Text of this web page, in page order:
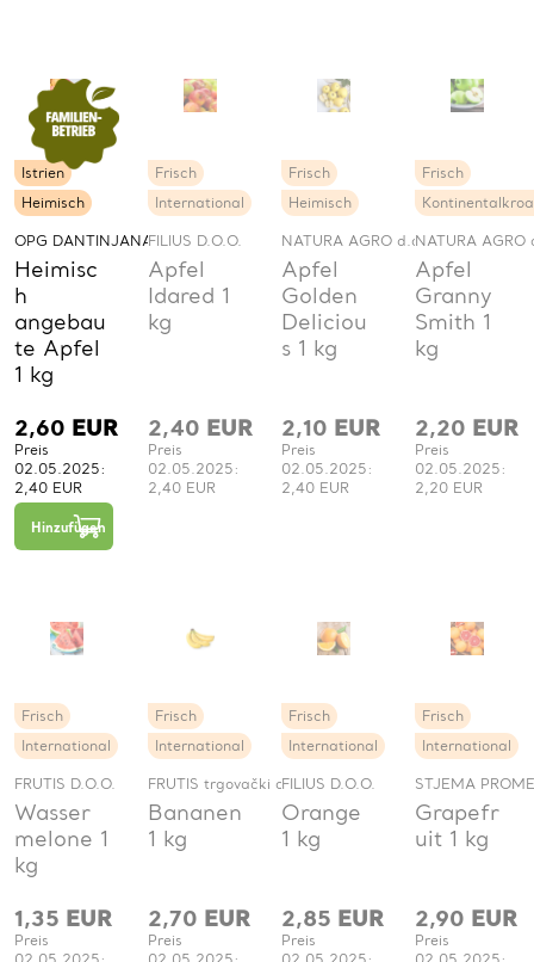
Heimisch
Istrien
OPG DANTINJANA JOSIP
Heimisc
h
angebau
te Apfel
1 kg
2,60 EUR
Preis
02.05.2025:
2,40 EUR
Hinzufügen
International
Frisch
FILIUS D.O.O.
Apfel
Idared 1
kg
2,40 EUR
Preis
02.05.2025:
2,40 EUR
Heimisch
Frisch
NATURA AGRO d.o.o.
Apfel
Golden
Deliciou
s 1 kg
2,10 EUR
Preis
02.05.2025:
2,40 EUR
Frisch
NATURA AGRO
Apfel
Granny
Smith 1
kg
2,20 EUR
Preis
02.05.2025:
2,20 EUR
International
Frisch
FRUTIS D.O.O.
Wasser
melone 1
kg
1,35 EUR
Preis
International
Frisch
FRUTIS trgovački obrt
Bananen
1 kg
2,70 EUR
Preis
International
Frisch
FILIUS D.O.O.
Orange
1 kg
2,85 EUR
Preis
International
Frisch
STJEMA
Grapefr
uit 1 kg
2,90 EUR
Preis